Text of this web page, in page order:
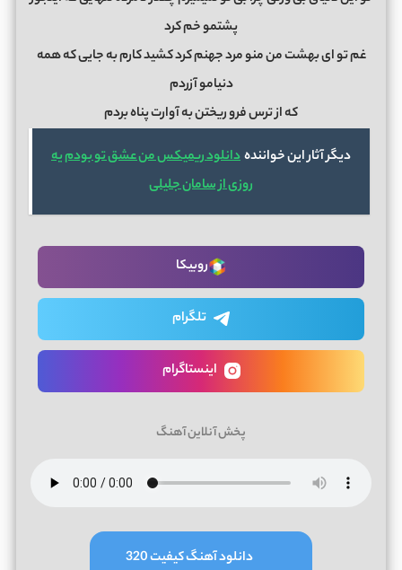
پشتمو خم کرد
غم تو ای بهشت من منو مرد جهنم کرد کشید کارم به جایی که همه
دنیامو آزردم
که از ترس فرو ریختن به آوارت پناه بردم
دیگر آثار این خوانندهدانلود ریمیکس من عشق تو بودم یه
روزی از سامان جلیلی
روبیکا
تلگرام
اینستاگرام
پخش آنلاین آهنگ
دانلود آهنگ کیفیت 320